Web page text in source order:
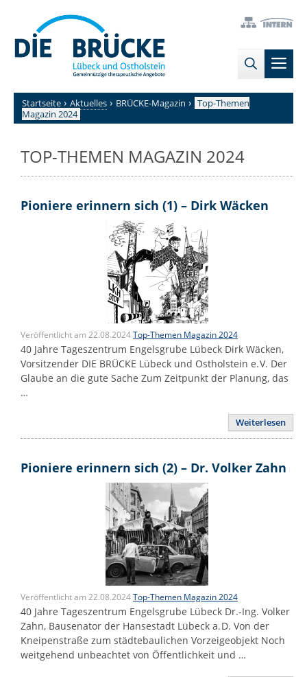
springen
→
Sitemap
→
internen
Bereich
Startseite › Aktuelles › BRÜCKE-Magazin › Top-Themen
Magazin 2024
TOP-THEMEN MAGAZIN 2024
Pioniere erinnern sich (1) – Dirk Wäcken
Veröffentlicht am 22.08.2024Top-Themen Magazin 2024
40 Jahre Tageszentrum Engelsgrube Lübeck Dirk Wäcken,
Vorsitzender DIE BRÜCKE Lübeck und Ostholstein e. V. Der
Glaube an die gute Sache Zum Zeitpunkt der Planung, das
…
Weiterlesen
Pioniere erinnern sich (2) – Dr. Volker Zahn
Veröffentlicht am 22.08.2024Top-Themen Magazin 2024
40 Jahre Tageszentrum Engelsgrube Lübeck Dr.-Ing. Volker
Zahn, Bausenator der Hansestadt Lübeck a. D. Von der
Kneipenstraße zum städtebaulichen Vorzeigeobjekt Noch
weitgehend unbeachtet von Öffentlichkeit und …